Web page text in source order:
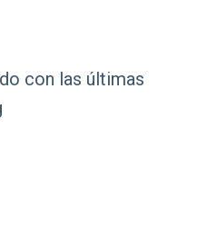
con las últimas